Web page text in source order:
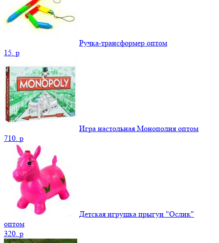
Ручка-трансформер оптом
15. p
Игра настольная Монополия оптом
710. p
Детская игрушка прыгун "Ослик"
оптом
320. p